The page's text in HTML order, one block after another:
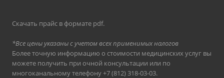
Скачать прайс в формате pdf.
*Все цены указаны с учетом всех применимых налогов
Более точную информацию о стоимости медицинских услуг вы
можете получить при очной консультации или по
многоканальному телефону+7 (812) 318-03-03.